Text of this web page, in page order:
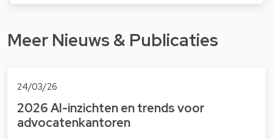
Meer Nieuws & Publicaties
24/03/26
2026 AI-inzichten en trends voor
advocatenkantoren